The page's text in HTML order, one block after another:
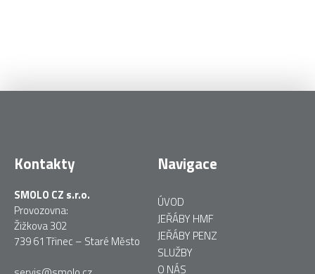
Kontakty
SMOLO CZ s.r.o.
Provozovna:
Žižkova 302
739 61 Třinec – Staré Město
Navigace
ÚVOD
JEŘÁBY HMF
JEŘÁBY PENZ
SLUŽBY
O NÁS